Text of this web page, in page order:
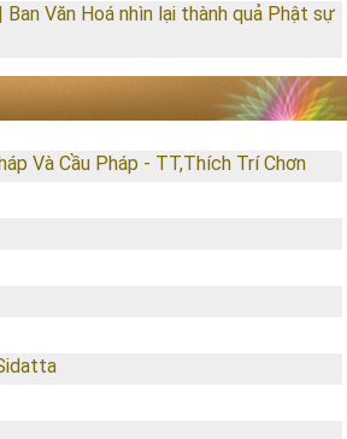
Ban Văn Hoá nhìn lại thành quả Phật sự
Và Cầu Pháp - TT,Thích Trí Chơn